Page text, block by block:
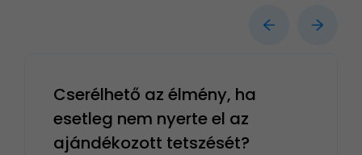
Cserélhető az élmény, ha
esetleg nem nyerte el az
ajándékozott tetszését?